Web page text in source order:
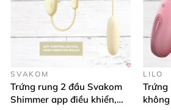
Trứng rung hút chân không 2
SVAKOM
Trứng rung 2 đầu Svakom
Shimmer app điều khiển,
LILO
Trứng